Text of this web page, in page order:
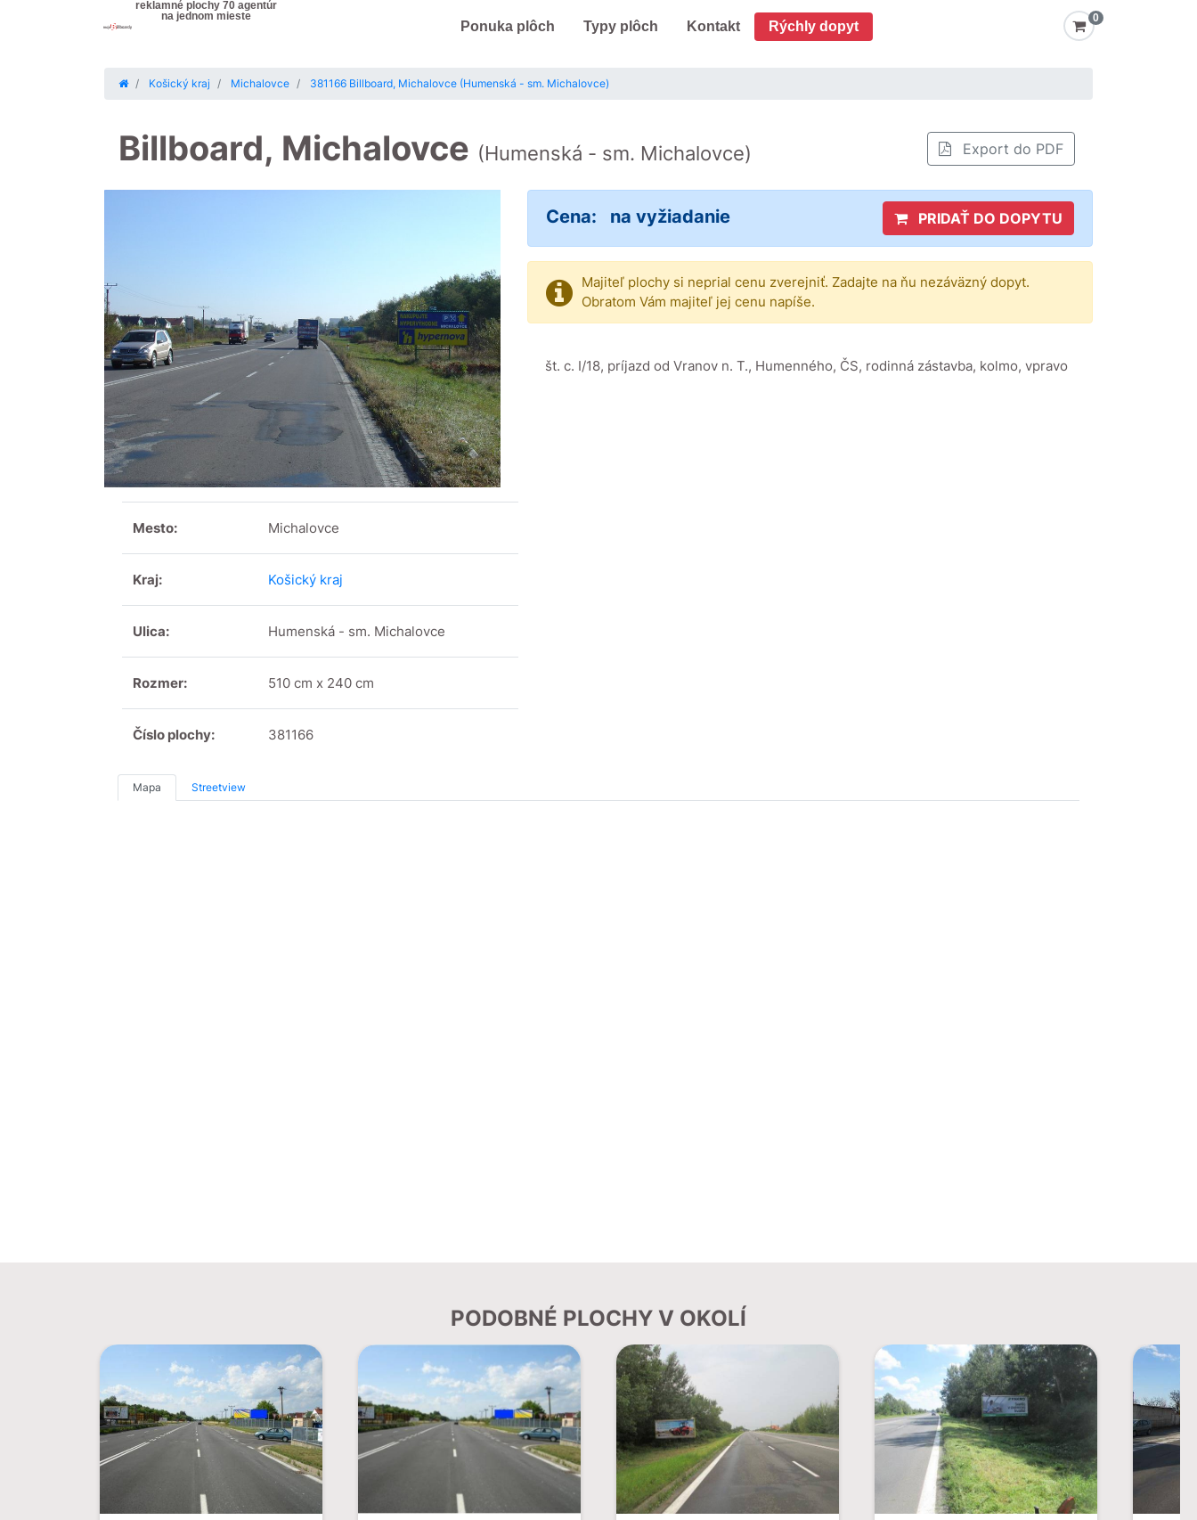
reklamné plochy 70 agentúr
na jednom mieste
Ponuka plôch Typy plôch Kontakt Rýchly dopyt
0
Košický kraj Michalovce 381166 Billboard, Michalovce (Humenská - sm. Michalovce)
Billboard, Michalovce (Humenská - sm. Michalovce) Export do PDF
Cena: na vyžiadanie PRIDAŤ DO DOPYTU
Majiteľ plochy si neprial cenu zverejniť. Zadajte na ňu nezáväzný dopyt.
Obratom Vám majiteľ jej cenu napíše.
št. c. I/18, príjazd od Vranov n. T., Humenného, ČS, rodinná zástavba, kolmo, vpravo
Mesto: Michalovce
Kraj: Košický kraj
Ulica: Humenská - sm. Michalovce
Rozmer: 510 cm x 240 cm
Číslo plochy: 381166
Mapa Streetview
PODOBNÉ PLOCHY V OKOLÍ